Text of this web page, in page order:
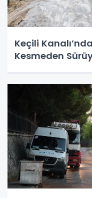
Keçili
Kesmeden